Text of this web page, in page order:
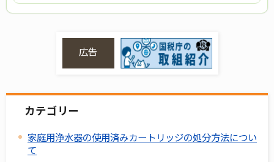
広告
カテゴリー
家庭用浄水器の使用済みカートリッジの処分方法につい
て